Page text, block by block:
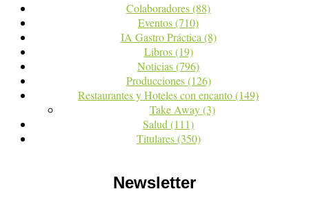
Colaboradores(88)
Eventos(710)
IA Gastro Práctica(8)
Libros(19)
Noticias(796)
Producciones(126)
Restaurantes y Hoteles con encanto(149)
Take Away(3)
Salud(111)
Titulares(350)
Newsletter